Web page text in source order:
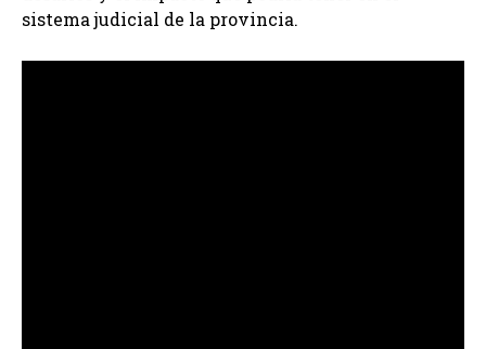
sistema judicial de la provincia.